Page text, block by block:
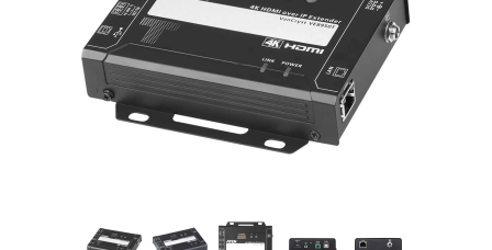
Energiemessung
Energieverteilung
IP, WLAN & GSM Sensorik
Datenlogger
IoT - Internet of Things
Remote I/O
IPC, Industrielle Netzwerktechnik & WLAN
Industrielle Netzwerktechnik / Kommunikation
Industrielle Computer
IT Netzwerktechnik / Kommunikation
Comet System
CompleTech
Contemporary Controls
Enginko - mcf88